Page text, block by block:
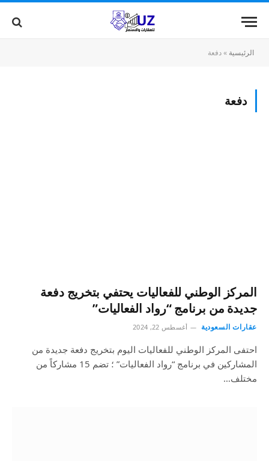
الرئيسية »دفعة
دفعة
المركز الوطني للفعاليات يحتفي بتخريج دفعة
جديدة من برنامج “رواد الفعاليات”
عقارات السعودية أغسطس 22, 2024
احتفى المركز الوطني للفعاليات اليوم بتخريج دفعة جديدة من
المشاركين في برنامج “رواد الفعاليات” ؛ تضم 15 مشاركاً من
مختلف…